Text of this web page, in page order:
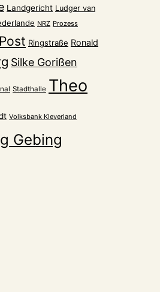
Landgericht Ludger van
NRZ Prozess
Ringstraße Ronald
Silke Gorißen
Stadthalle Theo
Volksbank Kleverland
Gebing